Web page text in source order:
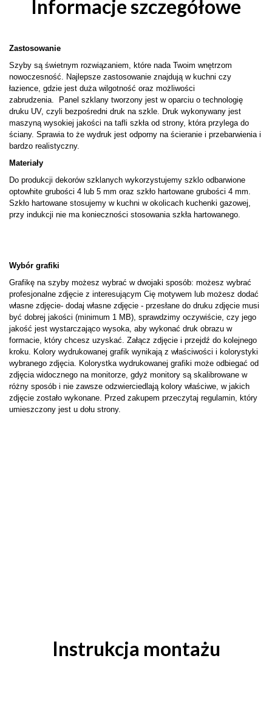
Informacje szczegółowe
Zastosowanie
Szyby są świetnym rozwiązaniem, które nada Twoim wnętrzom
nowoczesność. Najlepsze zastosowanie znajdują w kuchni czy
łazience, gdzie jest duża wilgotność oraz możliwości
zabrudzenia. Panel szklany tworzony jest w oparciu o technologię
druku UV, czyli bezpośredni druk na szkle. Druk wykonywany jest
maszyną wysokiej jakości na tafli szkła od strony, która przylega do
ściany. Sprawia to że wydruk jest odporny na ścieranie i przebarwienia i
bardzo realistyczny.
Materiały
Do produkcji dekorów szklanych wykorzystujemy szklo odbarwione
optowhite grubości 4 lub 5 mm oraz szkło hartowane grubości 4 mm.
Szkło hartowane stosujemy w kuchni w okolicach kuchenki gazowej,
przy indukcji nie ma konieczności stosowania szkła hartowanego.
Wybór grafiki
Grafikę na szyby możesz wybrać w dwojaki sposób: możesz wybrać
profesjonalne zdjęcie z interesującym Cię motywem lub możesz dodać
własne zdjęcie- dodaj własne zdjęcie - przesłane do druku zdjęcie musi
być dobrej jakości (minimum 1 MB), sprawdzimy oczywiście, czy jego
jakość jest wystarczająco wysoka, aby wykonać druk obrazu w
formacie, który chcesz uzyskać. Załącz zdjęcie i przejdź do kolejnego
kroku. Kolory wydrukowanej grafik wynikają z właściwości i kolorystyki
wybranego zdjęcia. Kolorystka wydrukowanej grafiki może odbiegać od
zdjęcia widocznego na monitorze, gdyż monitory są skalibrowane w
różny sposób i nie zawsze odzwierciedlają kolory właściwe, w jakich
zdjęcie zostało wykonane. Przed zakupem przeczytaj regulamin, który
umieszczony jest u dołu strony.
Instrukcja montażu